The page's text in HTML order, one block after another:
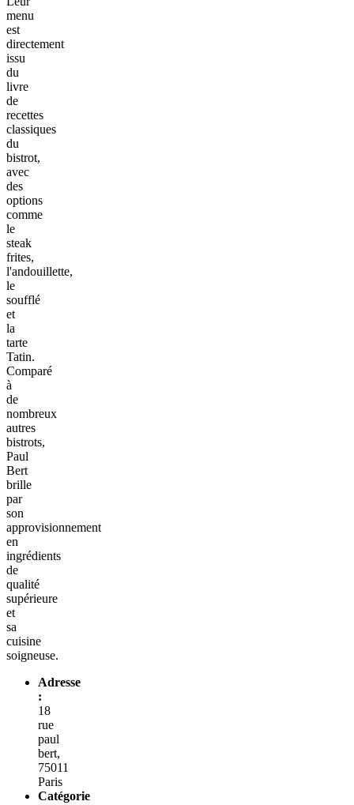
menu
est
directement
issu
du
livre
de
recettes
classiques
du
bistrot,
avec
des
options
comme
le
steak
frites,
l'andouillette,
le
soufflé
et
la
tarte
Tatin.
Comparé
à
de
nombreux
autres
bistrots,
Paul
Bert
brille
par
son
approvisionnement
en
ingrédients
de
qualité
supérieure
et
sa
cuisine
soigneuse.
Adresse
:
18
rue
paul
bert,
75011
Paris
Catégorie